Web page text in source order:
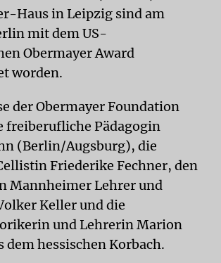
Haus in Leipzig sind am
mit dem US-
Obermayer Award
worden.
der Obermayer Foundation
freiberufliche Pädagogin
(Berlin/Augsburg), die
Friederike Fechner, den
Mannheimer Lehrer und
Keller und die
und Lehrerin Marion
dem hessischen Korbach.